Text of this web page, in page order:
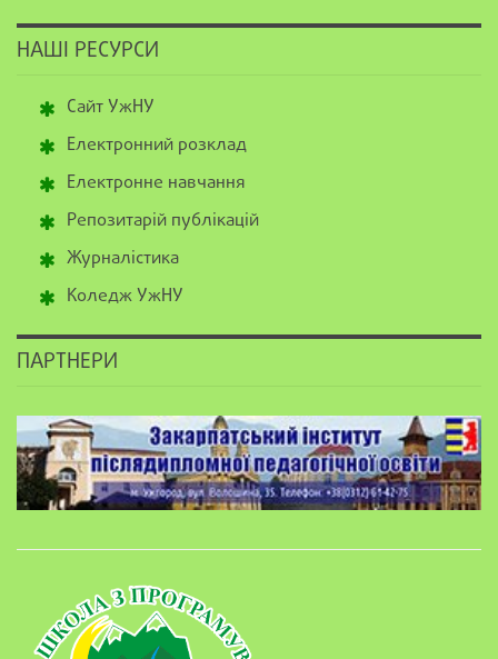
НАШІ РЕСУРСИ
Сайт УжНУ
Електронний розклад
Електронне навчання
Репозитарій публікацій
Журналістика
Коледж УжНУ
ПАРТНЕРИ